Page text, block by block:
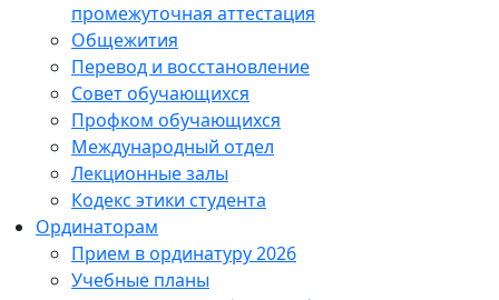
промежуточная аттестация
Общежития
Перевод и восстановление
Совет обучающихся
Профком обучающихся
Международный отдел
Лекционные залы
Кодекс этики студента
Ординаторам
Прием в ординатуру 2026
Учебные планы